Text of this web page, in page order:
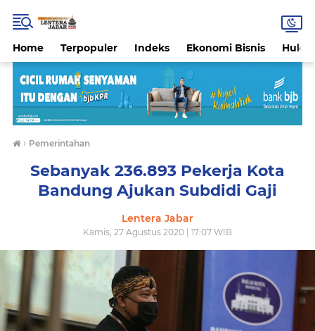
Home Terpopuler Indeks Ekonomi Bisnis
› Pemerintahan
Sebanyak 236.893 Pekerja Kota
Bandung Ajukan Subdidi Gaji
Lentera Jabar
Kamis, 27 Agustus 2020 | 17:07 WIB